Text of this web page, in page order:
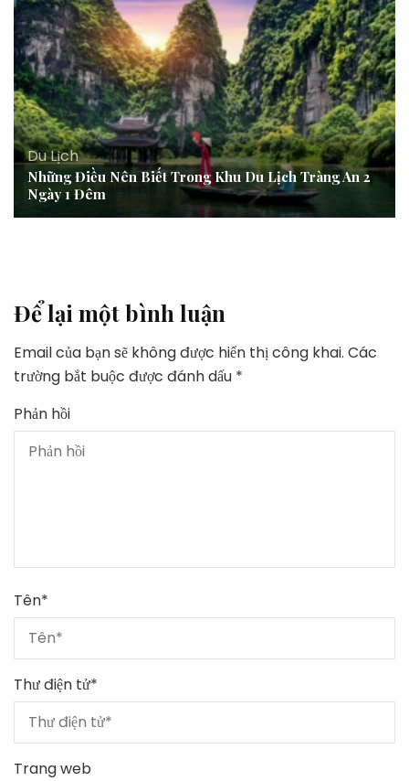
Du Lịch
Những Điều Nên Biết Trong Khu Du Lịch Tràng An 2
Ngày 1 Đêm
Để lại một bình luận
Email của bạn sẽ không được hiển thị công khai. Các
trường bắt buộc được đánh dấu *
Phản hồi
Tên*
Thư điện tử*
Trang web